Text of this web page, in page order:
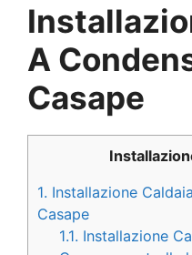
A
Casape
1. Installazione
Casape
1.1. Installazione